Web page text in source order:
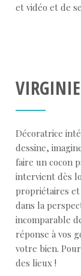
et vidéo et de
VIRGINIE
Décoratrice
dessine,
faire un cocon
intervient dès
propriétaires
dans la
incomparable
réponse à vos
votre bien.
des lieux !